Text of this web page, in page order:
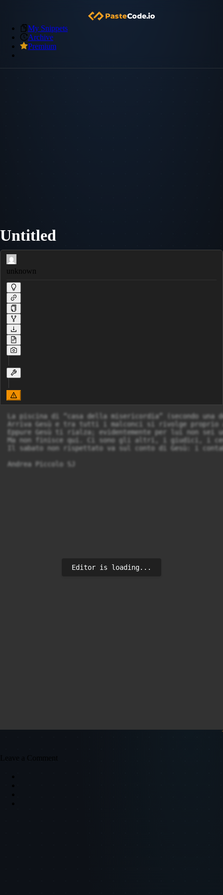
My Snippets
Archive
Premium
Untitled
unknown
La piscina di “casa della misericordia” (secondo
Arriva Gesù e tra tutti i malconci si rivolge proprio
Eppure Gesù ti rialza; evidentemente per lui non
Ma non finisce qui. Ci sono gli altri, i giudici, i
Il sabato non rispettato va sul conto di Gesù: i
Andrea Piccolo SJ
Editor is loading...